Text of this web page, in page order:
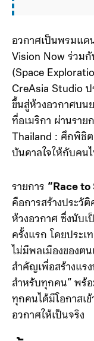
อวกาศเป็นพรมแด
Vision Now ร่วม
(Space
CreAsia Studio ป
ขึ้นสู่ห้วงอวกาศบน
ที่อเมริกา ผ่านราย
บันดาลใจให้กับคน
รายการ“Race
คือการสร้างประวั
ห้วงอวกาศ ซึ่งนับเ
ครั้งแรก โดยประเ
ไม่มีพลเมืองของตน
สำคัญเพื่อสร้างแรง
สำหรับทุกคน” พร้อ